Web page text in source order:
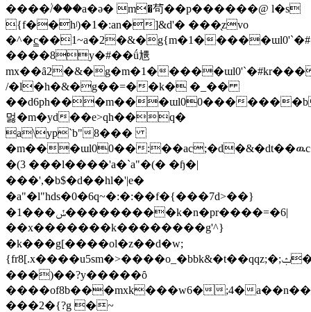
����ؙ/���a�ә� m�茍��p������@ l�s
{f��hʲ)�1�:an�]&d'� ���̖zvο
�^�c̳��1~a�2�&�g{m�1�
����8y�#��ǘ㞇
mx��ȃ2�&�g�m�1�
/�l�h�&�g��=��k� �_��
��d6ph���m���ɯl00�������b
멇�m�yd��e>qh��q�
a\yp`b"8���
�m���ɯl00��
�(3 ���l����' a�`a"�(� �ɧ�|
���',�b$�d��hl�'|e�
�a"�l"hds�0�6q~�:�:��f�{���7d>��}
�1���ݽ���������k�n�pr����=�6|
��x�������k��������g'^}
�k���g[����ol�z��d�w;
{fr8[.x����u5sm�>����o_�bbk&�t��qqz;�;ݑ��_>����g�8��ipkg�u�!
���)��?y�����ȏ
����of8b���mxk���w6�;4�
���2�{?g �~